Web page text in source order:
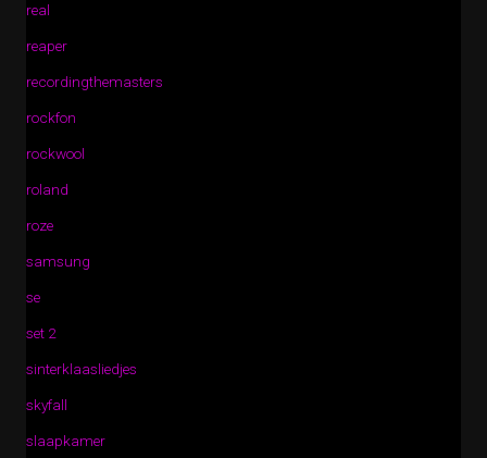
real
reaper
recordingthemasters
rockfon
rockwool
roland
roze
samsung
se
set 2
sinterklaasliedjes
skyfall
slaapkamer